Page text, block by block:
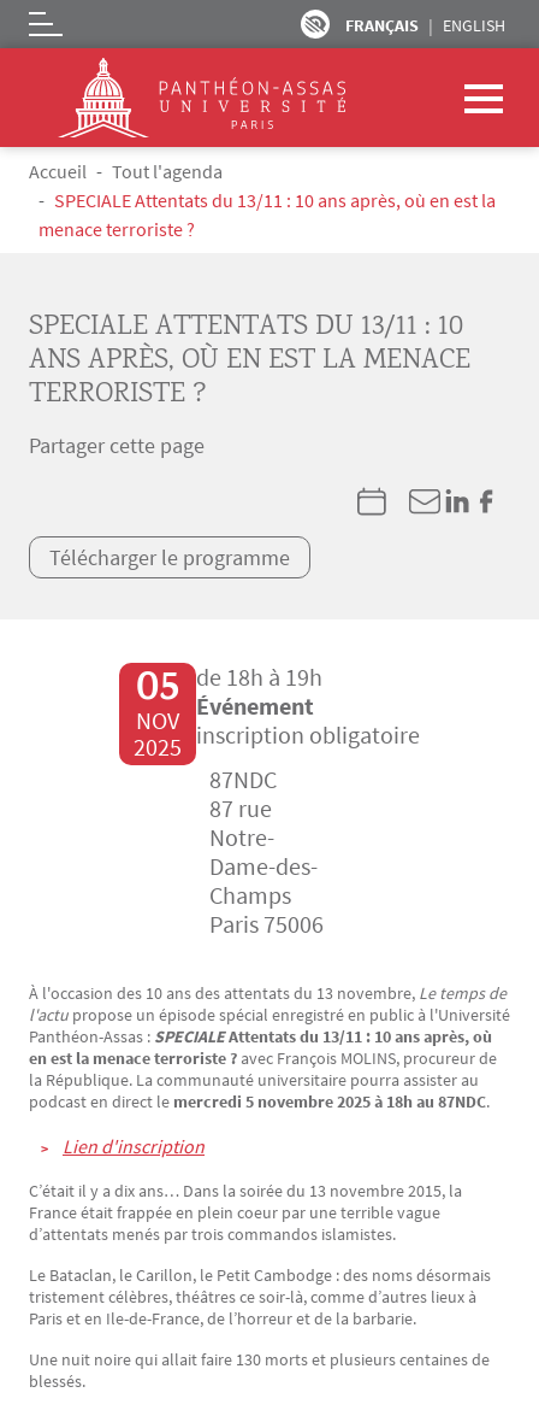
Aller au contenu principal
FRANÇAIS ENGLISH
Logo
Fil d'Ariane
Accueil
Tout l'agenda
SPECIALE Attentats du 13/11 : 10 ans après, où en est la
menace terroriste ?
SPECIALE ATTENTATS DU 13/11 : 10
ANS APRÈS, OÙ EN EST LA MENACE
TERRORISTE ?
Partager cette page
Télécharger le programme
05
NOV
2025
de 18h à 19h
Événement
inscription obligatoire
87NDC
87 rue
Notre-
Dame-des-
Champs
Paris 75006
Texte
À l'occasion des 10 ans des attentats du 13 novembre, Le temps de
l'actu propose un épisode spécial enregistré en public à l'Université
Panthéon-Assas : SPECIALEAttentats du 13/11 : 10 ans après, où
en est la menace terroriste ? avec François MOLINS, procureur de
la République. La communauté universitaire pourra assister au
podcast en direct le mercredi 5 novembre 2025 à 18h au 87NDC.
Lien d'inscription
C’était il y a dix ans… Dans la soirée du 13 novembre 2015, la
France était frappée en plein coeur par une terrible vague
d’attentats menés par trois commandos islamistes.
Le Bataclan, le Carillon, le Petit Cambodge : des noms désormais
tristement célèbres, théâtres ce soir-là, comme d’autres lieux à
Paris et en Ile-de-France, de l’horreur et de la barbarie.
Une nuit noire qui allait faire 130 morts et plusieurs centaines de
blessés.